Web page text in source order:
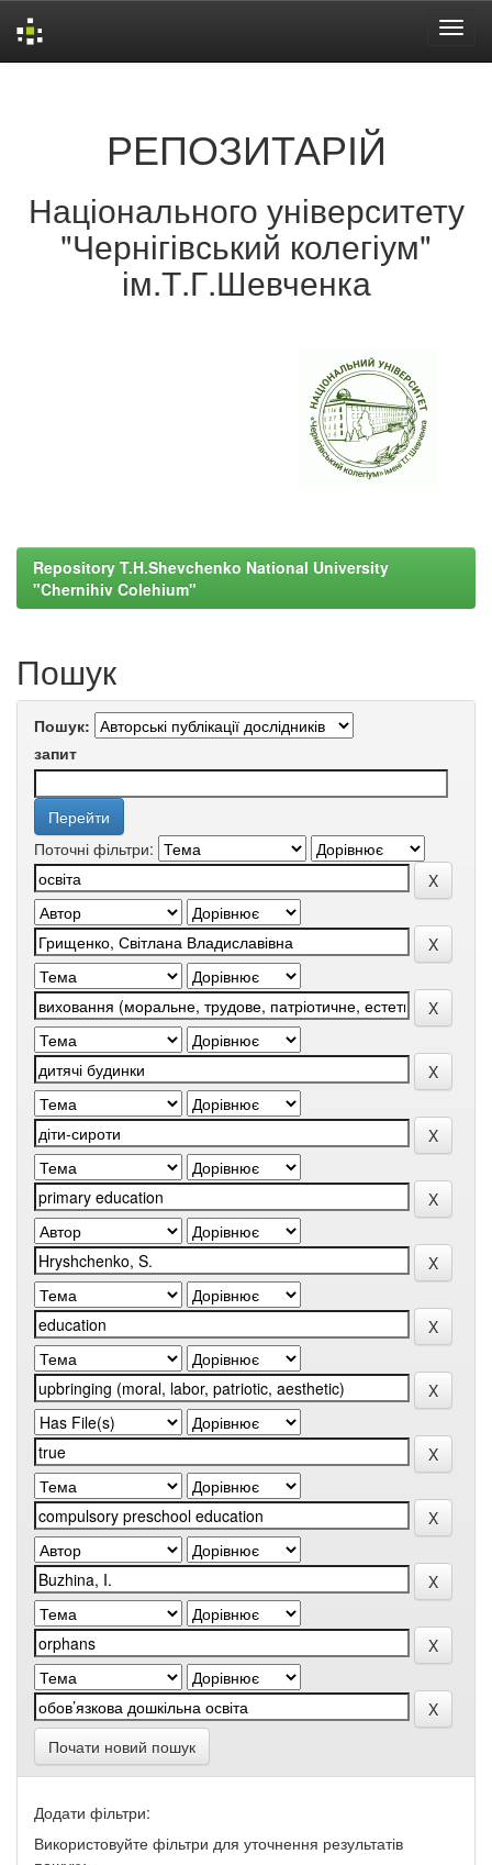
РЕПОЗИТАРІЙ
Національного університету
"Чернігівський колегіум"
ім.Т.Г.Шевченка
Repository T.H.Shevchenko National University
"Chernihiv Colehium"
Пошук
Пошук:
запит
Поточні фільтри:
Почати новий пошук
Додати фільтри:
Використовуйте фільтри для уточнення результатів